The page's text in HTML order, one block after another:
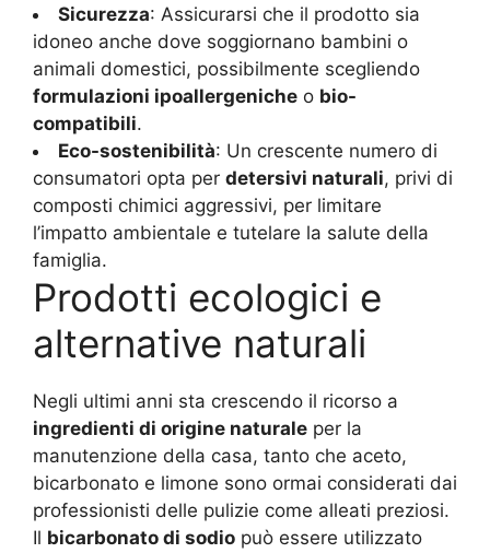
Sicurezza: Assicurarsi che il prodotto sia
idoneo anche dove soggiornano bambini o
animali domestici, possibilmente scegliendo
formulazioni ipoallergeniche o bio-
compatibili.
Eco-sostenibilità: Un crescente numero di
consumatori opta per detersivi naturali, privi di
composti chimici aggressivi, per limitare
l’impatto ambientale e tutelare la salute della
famiglia.
Prodotti ecologici e
alternative naturali
Negli ultimi anni sta crescendo il ricorso a
ingredienti di origine naturale per la
manutenzione della casa, tanto che aceto,
bicarbonato e limone sono ormai considerati dai
professionisti delle pulizie come alleati preziosi.
Il bicarbonato di sodio può essere utilizzato